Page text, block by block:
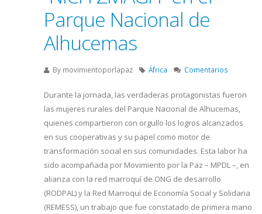
Parque Nacional de
Alhucemas
By movimientoporlapaz África Comentarios
Durante la jornada, las verdaderas protagonistas fueron
las mujeres rurales del Parque Nacional de Alhucemas,
quienes compartieron con orgullo los logros alcanzados
en sus cooperativas y su papel como motor de
transformación social en sus comunidades. Esta labor ha
sido acompañada por Movimiento por la Paz – MPDL –, en
alianza con la red marroquí de ONG de desarrollo
(RODPAL) y la Red Marroquí de Economía Social y Solidaria
(REMESS), un trabajo que fue constatado de primera mano